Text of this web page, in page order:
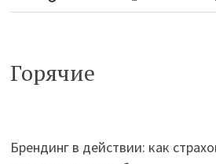
Горячие
Брендинг в действии: как